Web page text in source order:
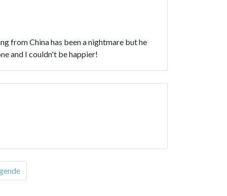
from China has been a nightmare but he
and I couldn't be happier!